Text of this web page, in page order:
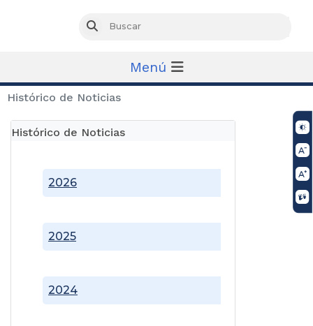
Buscar
Menú
Histórico de Noticias
Histórico de Noticias
2024
2025
2026